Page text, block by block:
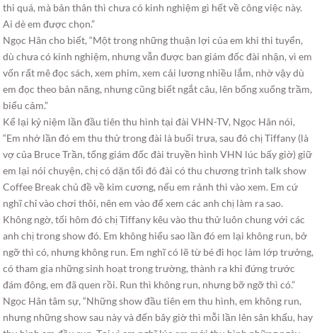
thi quá, mà bản thân thì chưa có kinh nghiệm gì hết về công việc này.
Ai dè em được chọn.”
Ngọc Hân cho biết, “Một trong những thuận lợi của em khi thi tuyển,
dù chưa có kinh nghiệm, nhưng vẫn được ban giám đốc đài nhận, vì em
vốn rất mê đọc sách, xem phim, xem cải lương nhiều lắm, nhờ vậy dù
em đọc theo bản năng, nhưng cũng biết ngắt câu, lên bổng xuống trầm,
biểu cảm.”
Kể lại kỷ niệm lần đầu tiên thu hình tại đài VHN-TV, Ngọc Hân nói,
“Em nhớ lần đó em thu thử trong đài là buổi trưa, sau đó chị Tiffany (là
vợ của Bruce Trần, tổng giám đốc đài truyền hình VHN lúc bấy giờ) giữ
em lại nói chuyện, chị có dặn tối đó đài có thu chương trình talk show
Coffee Break chủ đề về kim cương, nếu em rảnh thì vào xem. Em cứ
nghĩ chỉ vào chơi thôi, nên em vào để xem các anh chị làm ra sao.
Không ngờ, tối hôm đó chị Tiffany kêu vào thu thử luôn chung với các
anh chị trong show đó. Em không hiểu sao lần đó em lại không run, bở
ngỡ thì có, nhưng không run. Em nghĩ có lẽ từ bé đi học làm lớp trưởng,
có tham gia những sinh hoạt trong trường, thành ra khi đứng trước
đám đông, em đã quen rồi. Run thì không run, nhưng bỡ ngỡ thì có.”
Ngọc Hân tâm sự, “Những show đầu tiên em thu hình, em không run,
nhưng những show sau này và đến bây giờ thì mỗi lần lên sân khấu, hay